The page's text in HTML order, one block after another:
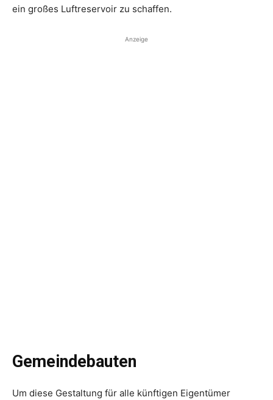
ein großes Luftreservoir zu schaffen.
Anzeige
Gemeindebauten
Um diese Gestaltung für alle künftigen Eigentümer